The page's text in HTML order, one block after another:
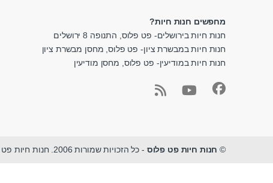
מחפשים חנות חיות?
חנות חיות בירושלים- פט פלוס, התנופה 8 ירושלים
חנות חיות במבשרת ציון- פט פלוס, מחסן מבשרת ציון
חנות חיות במודיעין- פט פלוס, מחסן מודיעין
© חנות חיות פט פלוס - כל הזכויות שמורות 2006. חנות חיות פט פלוס - מגוון ציוד לחיות מחמד במקום אחד.